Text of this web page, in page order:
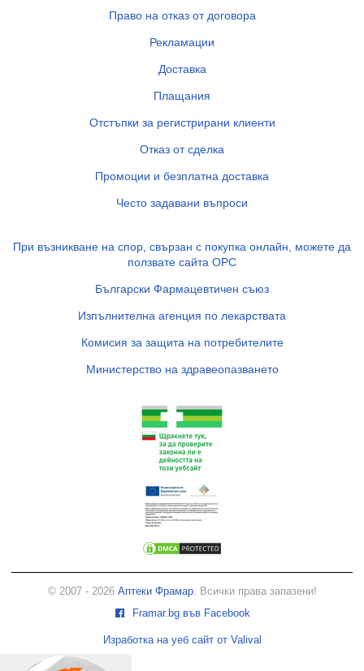
Право на отказ от договора
Рекламации
Доставка
Плащания
Отстъпки за регистрирани клиенти
Отказ от сделка
Промоции и безплатна доставка
Често задавани въпроси
При възникване на спор, свързан с покупка онлайн, можете да
ползвате сайта ОРС
Български Фармацевтичен съюз
Изпълнителна агенция по лекарствата
Комисия за защита на потребителите
Министерство на здравеопазването
© 2007 - 2026 Аптеки Фрамар. Всички права запазени!
Framar.bg във Facebook
Изработка на уеб сайт от Valival